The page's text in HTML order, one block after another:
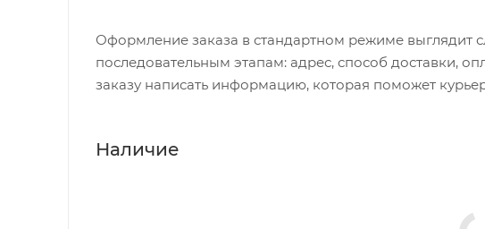
Оформление заказа в стандартном режиме
последовательным этапам: адрес, способ доставки,
заказу написать информацию, которая поможет
Наличие